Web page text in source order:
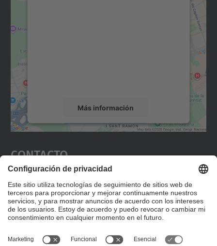
Más información
Aceptar
powered by
Contacto
Editad en la página "Contacto personalizado", que
encontraréis en la raíz de español, vuestros datos
personalizados de contacto.
Formulario de contacto